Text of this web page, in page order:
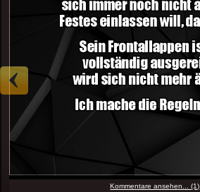
Kommentare ansehen... (1)